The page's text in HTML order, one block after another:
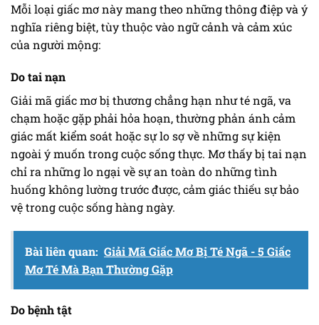
Mỗi loại giấc mơ này mang theo những thông điệp và ý
nghĩa riêng biệt, tùy thuộc vào ngữ cảnh và cảm xúc
của người mộng:
Do tai nạn
Giải mã giấc mơ bị thương chẳng hạn như té ngã, va
chạm hoặc gặp phải hỏa hoạn, thường phản ánh cảm
giác mất kiểm soát hoặc sự lo sợ về những sự kiện
ngoài ý muốn trong cuộc sống thực. Mơ thấy bị tai nạn
chỉ ra những lo ngại về sự an toàn do những tình
huống không lường trước được, cảm giác thiếu sự bảo
vệ trong cuộc sống hàng ngày.
Bài liên quan: Giải Mã Giấc Mơ Bị Té Ngã - 5 Giấc
Mơ Té Mà Bạn Thường Gặp
Do bệnh tật